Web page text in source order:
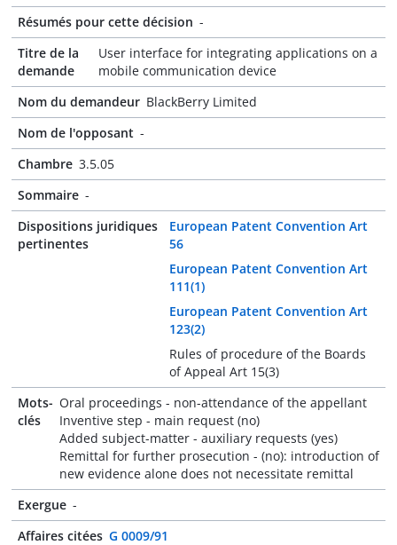
Résumés pour cette décision -
Titre de la
demande
User interface for integrating applications on a
mobile communication device
Nom du demandeur BlackBerry Limited
Nom de l'opposant -
Chambre 3.5.05
Sommaire -
Dispositions juridiques
pertinentes
European Patent Convention Art
56
European Patent Convention Art
111(1)
European Patent Convention Art
123(2)
Rules of procedure of the Boards
of Appeal Art 15(3)
Mots-
clés
Oral proceedings - non-attendance of the appellant
Inventive step - main request (no)
Added subject-matter - auxiliary requests (yes)
Remittal for further prosecution - (no): introduction of
new evidence alone does not necessitate remittal
Exergue -
Affaires citées G 0009/91